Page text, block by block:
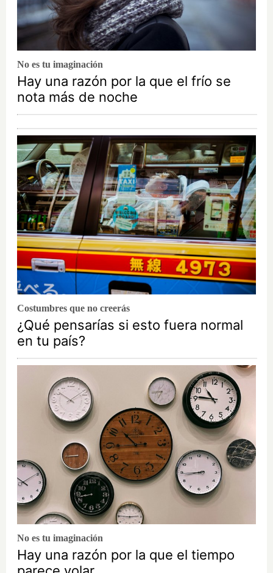
No es tu imaginación
Hay una razón por la que el frío se
nota más de noche
Costumbres que no creerás
¿Qué pensarías si esto fuera normal
en tu país?
No es tu imaginación
Hay una razón por la que el tiempo